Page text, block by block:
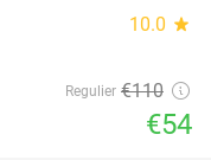
10.0 star
Regulier €110
€54